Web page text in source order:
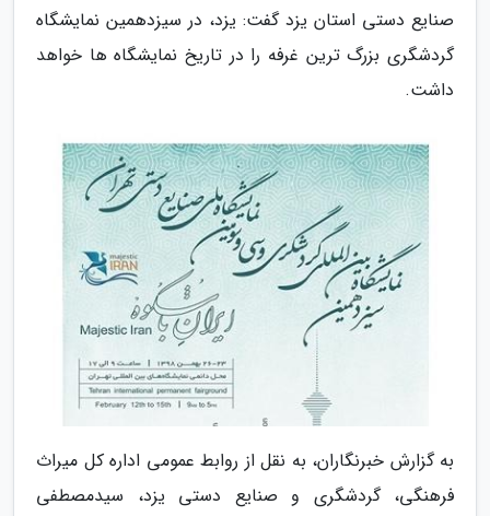
صنایع دستی استان یزد گفت: یزد، در سیزدهمین نمایشگاه
گردشگری بزرگ ترین غرفه را در تاریخ نمایشگاه ها خواهد
داشت.
به گزارش خبرنگاران، به نقل از روابط عمومی اداره کل میراث
فرهنگی، گردشگری و صنایع دستی یزد، سیدمصطفی